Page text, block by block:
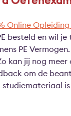
Online Opleiding
besteld en wil
PE
kan jij nog
om de
studiemateriaal